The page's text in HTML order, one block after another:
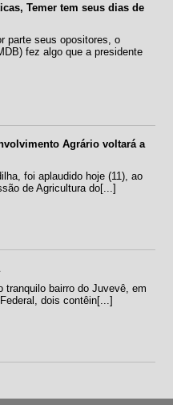
Temer tem seus dias de
parte seus opositores, o
fez algo que a presidente
Agrário voltará a
foi aplaudido hoje (11), ao
de Agricultura do[...]
tranquilo bairro do Juvevê, em
dois contêin[...]